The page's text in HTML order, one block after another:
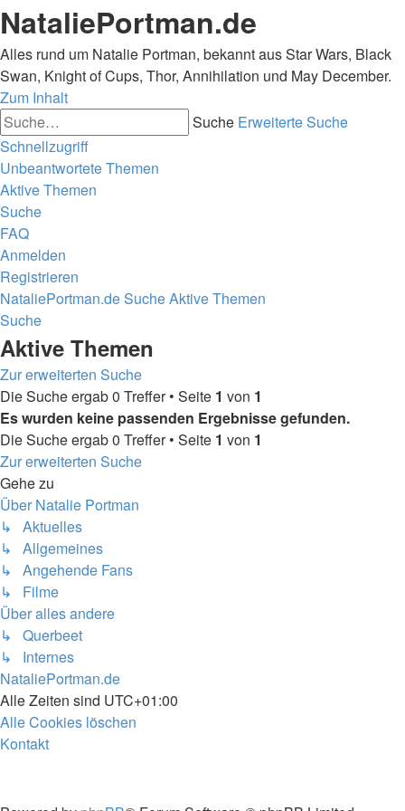
NataliePortman.de
Alles rund um Natalie Portman, bekannt aus Star Wars, Black
Swan, Knight of Cups, Thor, Annihilation und May December.
Zum Inhalt
Suche Erweiterte Suche
Schnellzugriff
Unbeantwortete Themen
Aktive Themen
Suche
FAQ
Anmelden
Registrieren
NataliePortman.deSucheAktive Themen
Suche
Aktive Themen
Zur erweiterten Suche
Die Suche ergab 0 Treffer • Seite 1 von 1
Es wurden keine passenden Ergebnisse gefunden.
Die Suche ergab 0 Treffer • Seite 1 von 1
Zur erweiterten Suche
Gehe zu
Über Natalie Portman
↳ Aktuelles
↳ Allgemeines
↳ Angehende Fans
↳ Filme
Über alles andere
↳ Querbeet
↳ Internes
NataliePortman.de
Alle Zeiten sind UTC+01:00
Alle Cookies löschen
Kontakt